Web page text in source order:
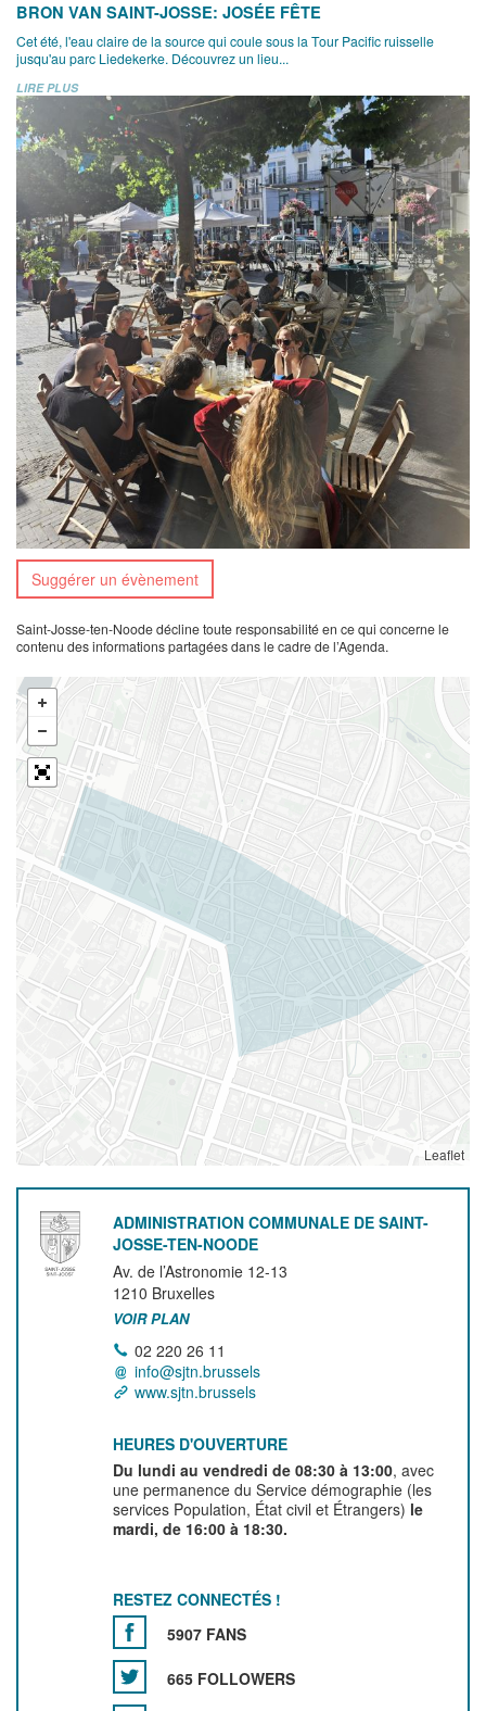
BRON VAN SAINT-JOSSE: JOSÉE FÊTE
Cet été, l'eau claire de la source qui coule sous la Tour Pacific ruisselle
jusqu'au parc Liedekerke. Découvrez un lieu...
LIRE PLUS
Suggérer un évènement
Saint-Josse-ten-Noode décline toute responsabilité en ce qui concerne le
contenu des informations partagées dans le cadre de l’Agenda.
Leaflet
ADMINISTRATION COMMUNALE DE SAINT-
JOSSE-TEN-NOODE
Av. de l’Astronomie 12-13
1210 Bruxelles
VOIR PLAN
02 220 26 11
info@sjtn.brussels
www.sjtn.brussels
HEURES D'OUVERTURE
Du lundi au vendredi de 08:30 à 13:00, avec
une permanence du Service démographie (les
services Population, État civil et Étrangers) le
mardi, de 16:00 à 18:30.
RESTEZ CONNECTÉS !
5907 FANS
665 FOLLOWERS